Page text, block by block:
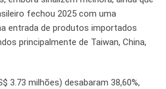
fechou 2025 com uma
entrada de produtos importados
principalmente de Taiwan, China,
3.73 milhões) desabaram 38,60%,